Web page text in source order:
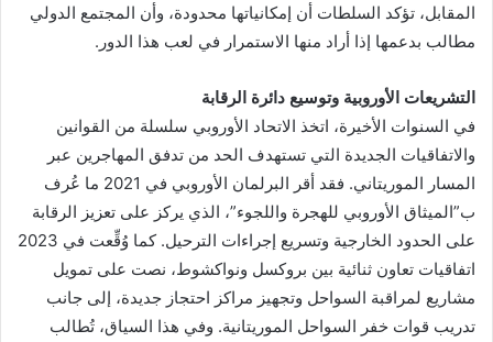
المقابل، تؤكد السلطات أن إمكانياتها محدودة، وأن المجتمع الدولي
مطالب بدعمها إذا أراد منها الاستمرار في لعب هذا الدور.
التشريعات الأوروبية وتوسيع دائرة الرقابة
في السنوات الأخيرة، اتخذ الاتحاد الأوروبي سلسلة من القوانين
والاتفاقيات الجديدة التي تستهدف الحد من تدفق المهاجرين عبر
المسار الموريتاني. فقد أقر البرلمان الأوروبي في 2021 ما عُرف
ب”الميثاق الأوروبي للهجرة واللجوء”، الذي يركز على تعزيز الرقابة
على الحدود الخارجية وتسريع إجراءات الترحيل. كما وُقِّعت في 2023
اتفاقيات تعاون ثنائية بين بروكسل ونواكشوط، نصت على تمويل
مشاريع لمراقبة السواحل وتجهيز مراكز احتجاز جديدة، إلى جانب
تدريب قوات خفر السواحل الموريتانية. وفي هذا السياق، تُطالب